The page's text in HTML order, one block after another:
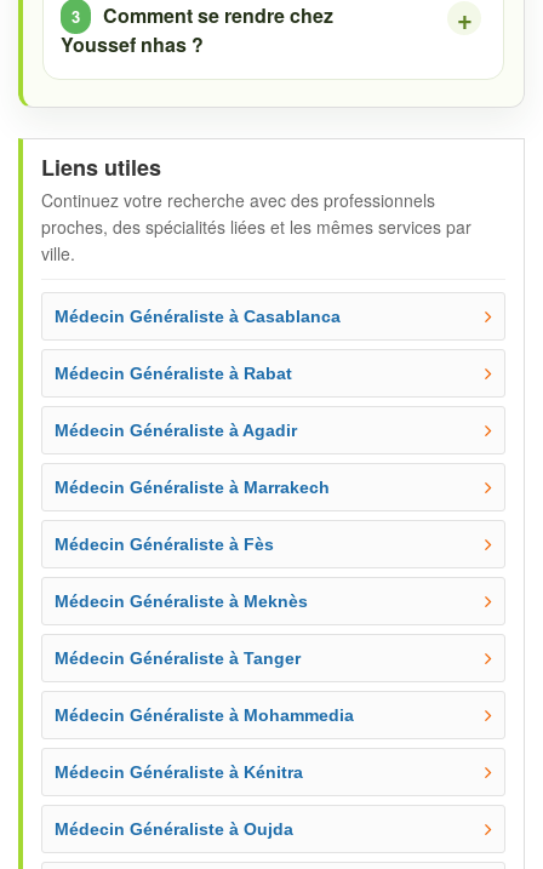
Comment se rendre chez
Youssef nhas ?
Liens utiles
Continuez votre recherche avec des professionnels
proches, des spécialités liées et les mêmes services par
ville.
Médecin Généraliste à Casablanca
Médecin Généraliste à Rabat
Médecin Généraliste à Agadir
Médecin Généraliste à Marrakech
Médecin Généraliste à Fès
Médecin Généraliste à Meknès
Médecin Généraliste à Tanger
Médecin Généraliste à Mohammedia
Médecin Généraliste à Kénitra
Médecin Généraliste à Oujda